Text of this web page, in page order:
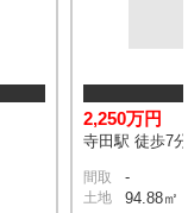
2,250万円
寺田駅 徒歩7分
間取 -
土地 94.88㎡